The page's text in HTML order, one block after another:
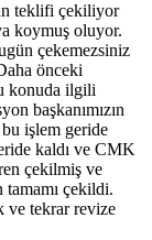
teklifi çekiliyor
koymuş oluyor.
çekemezsiniz
önceki
konuda ilgili
başkanımızın
işlem geride
kaldı ve CMK
çekilmiş ve
tamamı çekildi.
ve tekrar revize